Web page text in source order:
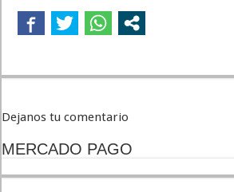
Dejanos tu comentario
MERCADO PAGO